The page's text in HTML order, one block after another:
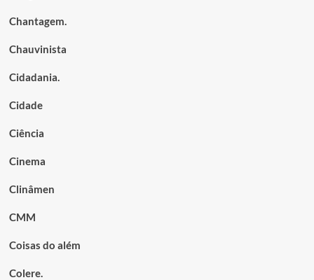
Chantagem.
Chauvinista
Cidadania.
Cidade
Ciência
Cinema
Clinâmen
CMM
Coisas do além
Colere.